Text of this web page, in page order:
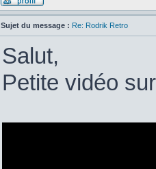
Sujet du message : Re: Rodrik Retro
Salut,
Petite vidéo